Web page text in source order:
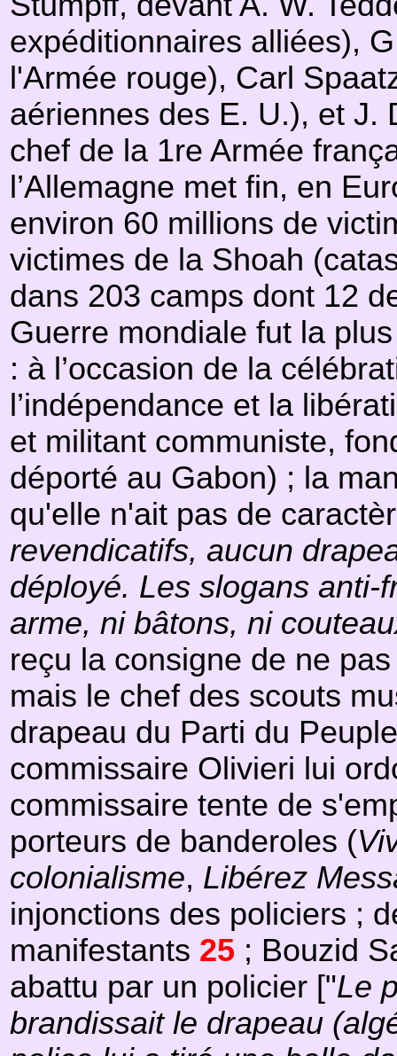
expéditionnaires alliées),
l'Armée rouge), Carl
aériennes des E. U.), et J.
chef de la 1re Armée
l’Allemagne met fin, en
environ 60 millions de
victimes de la Shoah
dans 203 camps dont 12
Guerre mondiale fut la
: à l’occasion de la
l’indépendance et la
et militant communiste,
déporté au Gabon) ; la
qu'elle n'ait pas de
revendicatifs, aucun
déployé. Les slogans anti-
arme, ni bâtons, ni
reçu la consigne de ne
mais le chef des scouts
drapeau du Parti du
commissaire Olivieri lui
commissaire tente de
porteurs de banderoles (
colonialisme, Libérez
injonctions des policiers ;
manifestants 25 ; Bouzid
abattu par un policier ["Le
brandissait le drapeau